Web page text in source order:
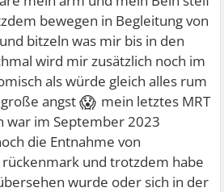
bewegen in Begleitung von
bitzeln was mir bis in den
wird mir zusätzlich noch im
als würde gleich alles rum
angst😱 mein letztes MRT
war im September 2023
die Entnahme von
und trotzdem habe
wurde oder sich in der